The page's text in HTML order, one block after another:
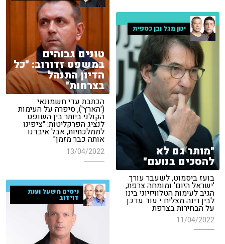
טונים גבוהים
במשפט זדורוב: "כל
הדיון התנהל
בצרחות"
הכתבת עדי חשמונאי
('הארץ'), סיפרה על העימות
הקולני ביותר בין השופט
לנציג הפרקליטות: "ציפינו
לממלכתיות, אבל איבדנו
אותה כבר מזמן"
13/04/2022
ינון מגל ובן כספית
"מותר גם לא
להסכים בנועם"
בועז ביסמוט, לשעבר עורך
'ישראל היום' ומומחה צרפת,
הגיב לעימות הטלוויזיוני בינו
לבין רינה מצליח • עוד עדכן
על הבחירות בצרפת
11/04/2022
ניסים משעל וענת
דוידוב